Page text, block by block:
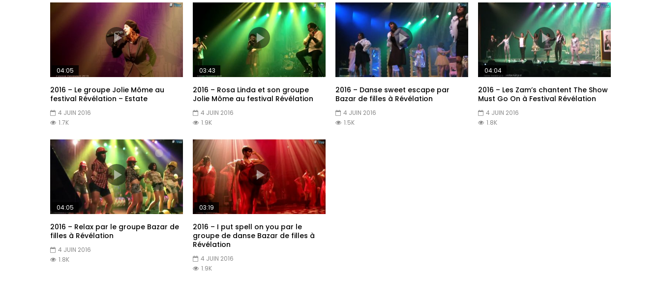
04:05
2016 – Le groupe Jolie Môme au
festival Révélation – Estate
4 JUIN 2016
1.7K
03:43
2016 – Rosa Linda et son groupe
Jolie Môme au festival Révélation
4 JUIN 2016
1.9K
2016 – Danse sweet escape par
Bazar de filles à Révélation
4 JUIN 2016
1.5K
04:04
2016 – Les Zam’s chantent The Show
Must Go On à Festival Révélation
4 JUIN 2016
1.8K
04:05
2016 – Relax par le groupe Bazar de
filles à Révélation
4 JUIN 2016
1.8K
03:19
2016 – I put spell on you par le
groupe de danse Bazar de filles à
Révélation
4 JUIN 2016
1.9K